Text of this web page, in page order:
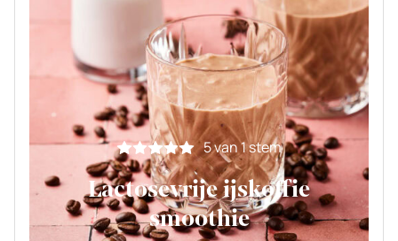
5van 1 stem
Lactosevrije ijskoffie
smoothie